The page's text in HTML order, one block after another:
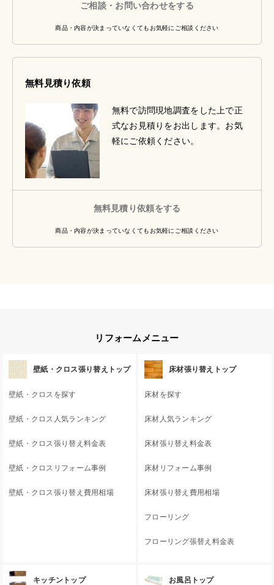
ご相談・お問い合わせをする
商品・内容が決まっていなくてもお気軽にご相談ください
無料見積り依頼
無料で訪問現地調査をした上で正
式なお見積りをお出します。お気
軽にご依頼ください。
無料見積り依頼をする
商品・内容が決まっていなくてもお気軽にご相談ください
リフォームメニュー
壁紙・クロス張り替えトップ
壁紙・クロスを探す
壁紙・クロス人気ランキング
壁紙・クロス張り替え料金表
壁紙・クロスリフォーム事例
壁紙・クロス張り替え費用相場
床材張り替えトップ
床材を探す
床材人気ランキング
床材張り替え料金表
床材リフォーム事例
床材張り替え費用相場
フローリング
フローリング張替え料金表
キッチントップ お風呂トップ